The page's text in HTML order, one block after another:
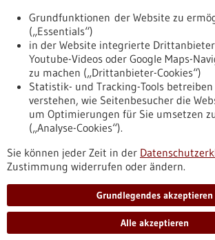
Nach oben
Informiert bleiben
Newsletter abonnieren
Grundfunktionen der Website zu
(„Essentials“)
in der Website integrierte
Youtube-Videos oder Google Maps-
zu machen („Drittanbieter-Cookies“)
Statistik- und Tracking-Tools
verstehen, wie Seitenbesucher die
um Optimierungen für Sie umsetzen
(„Analyse-Cookies“).
Sie können jeder Zeit in der
Zustimmung widerrufen oder ändern.
Grundlegendes akzeptieren
Alle akzeptieren